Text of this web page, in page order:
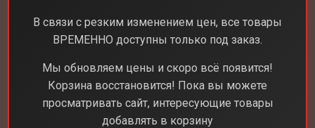
Каталог Смартфоны Samsung Galaxy Z Fold7
Samsung Galaxy Z
Fold7
В связи с резким изменением цен, все товары
ВРЕМЕННО доступны только под заказ.
Мы обновляем цены и скоро всё появится!
Корзина восстановится! Пока вы можете
просматривать сайт, интересующие товары
добавлять в корзину